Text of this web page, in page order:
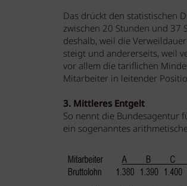
Das drückt den statistischen
zwischen 20 Stunden und 37
deshalb, weil die
steigt und andererseits, weil
vor allem die tariflichen
Mitarbeiter in leitender
3. Mittleres Entgelt
So nennt die Bundesagentur
ein sogenanntes